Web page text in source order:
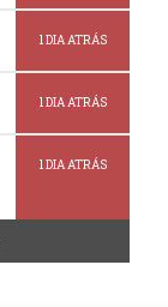
1 DIA ATRÁS
1 DIA ATRÁS
1 DIA ATRÁS